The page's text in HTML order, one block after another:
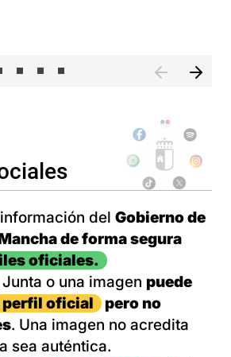
del Gobierno de
de forma segura
oficiales.
o una imagen puede
perfil oficial
pero no
. Una imagen no acredita
sea auténtica.